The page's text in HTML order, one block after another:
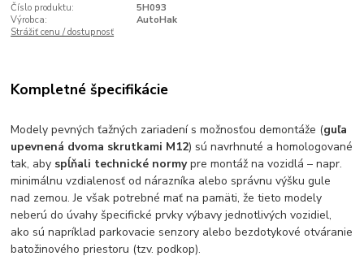
Číslo produktu:
5H093
Výrobca:
AutoHak
Strážiť cenu / dostupnosť
Kompletné špecifikácie
Modely pevných ťažných zariadení s možnosťou demontáže (guľa
upevnená dvoma skrutkami M12) sú navrhnuté a homologované
tak, aby spĺňali technické normypre montáž na vozidlá – napr.
minimálnu vzdialenosť od nárazníka alebo správnu výšku gule
nad zemou. Je však potrebné mať na pamäti, že tieto modely
neberú do úvahy špecifické prvky výbavy jednotlivých vozidiel,
ako sú napríklad parkovacie senzory alebo bezdotykové otváranie
batožinového priestoru (tzv. podkop).